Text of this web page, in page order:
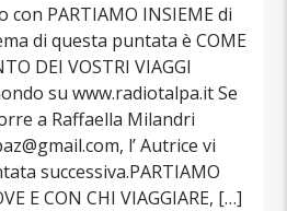
PARTIAMO INSIEME di
di questa puntata è COME
DEI VOSTRI VIAGGI
su www.radiotalpa.it Se
a Raffaella Milandri
l’ Autrice vi
successiva.PARTIAMO
E CON CHI VIAGGIARE, […]